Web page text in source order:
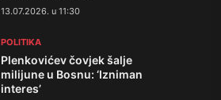
13.07.2026. u 11:30
POLITIKA
Plenkovićev čovjek šalje
milijune u Bosnu: ‘Izniman
interes’